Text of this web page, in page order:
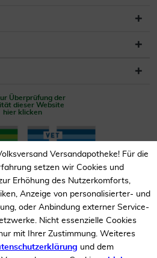
Überprüfung der
dieser Website
hier klicken
Versandapotheke! Für die
setzen wir Cookies und
Erhöhung des Nutzerkomforts,
Anzeige von personalisierter- und
oder Anbindung externer Service-
Nicht essenzielle Cookies
mit Ihrer Zustimmung. Weiteres
und dem